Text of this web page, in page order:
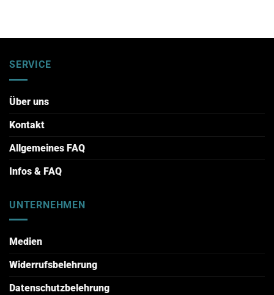
SERVICE
Über uns
Kontakt
Allgemeines FAQ
Infos & FAQ
UNTERNEHMEN
Medien
Widerrufsbelehrung
Datenschutzbelehrung